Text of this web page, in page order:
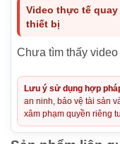
Video thực tế
thiết bị
Chưa tìm thấy video
Lưu ý sử dụng hợp
an ninh, bảo vệ tài sản
xâm phạm quyền riêng